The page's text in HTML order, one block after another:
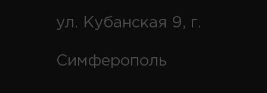
ул. Кубанская 9, г.
Симферополь